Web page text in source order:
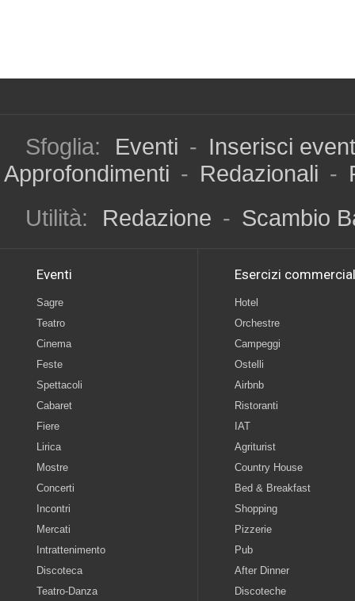
Sfoglia: Eventi - Inserisci
Approfondimenti - Redazionali -
Utilità:
Redazione - Scambio
Eventi
Sagre
Teatro
Cinema
Feste
Spettacoli
Cabaret
Fiere
Lirica
Mostre
Concerti
Incontri
Mercati
Intrattenimento
Discoteca
Teatro-Danza
Esercizi
Hotel
Orchestre
Campeggi
Ostelli
Airbnb
Ristoranti
IAT
Agriturist
Country House
Bed & Breakfast
Shopping
Pizzerie
Pub
After Dinner
Discoteche